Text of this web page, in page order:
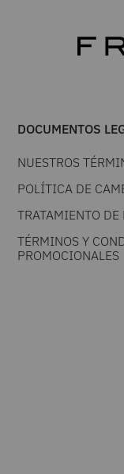
DOCUMENTOS
NUESTROS
POLÍTICA DE
TRATAMIENTO DE
TÉRMINOS Y
PROMOCIONALES